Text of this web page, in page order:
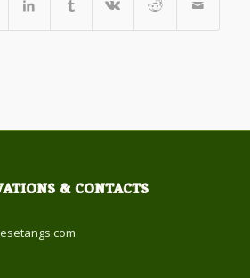
& CONTACTS